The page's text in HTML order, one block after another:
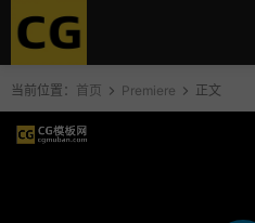
当前位置： 首页 Premiere 正文